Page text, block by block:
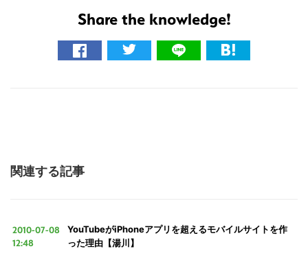
Share the knowledge!
関連する記事
2010-07-08
12:48
YouTubeがiPhoneアプリを超えるモバイルサイトを作
った理由【湯川】
サ